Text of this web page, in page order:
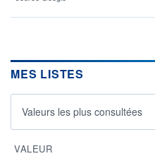
MES LISTES
Valeurs les plus consultées
VALEUR